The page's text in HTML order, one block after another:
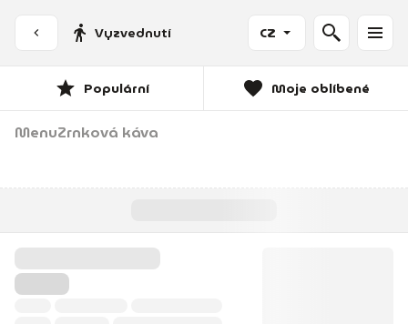
Vyzvednutí CZ
Populární Moje oblíbené
MenuZrnková káva